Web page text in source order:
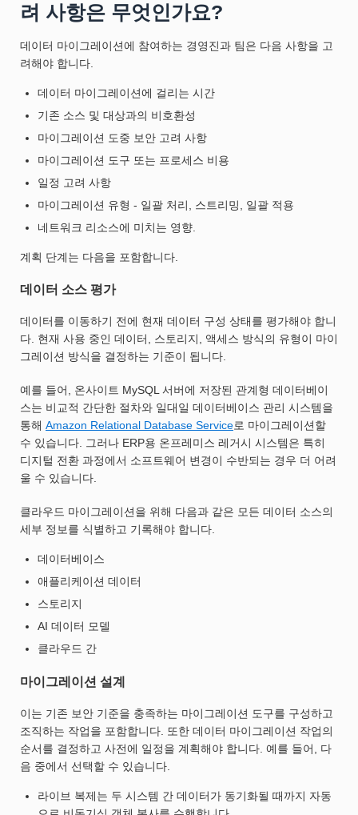
려 사항은 무엇인가요?
데이터 마이그레이션에 참여하는 경영진과 팀은 다음 사항을 고
려해야 합니다.
데이터 마이그레이션에 걸리는 시간
기존 소스 및 대상과의 비호환성
마이그레이션 도중 보안 고려 사항
마이그레이션 도구 또는 프로세스 비용
일정 고려 사항
마이그레이션 유형 - 일괄 처리, 스트리밍, 일괄 적용
네트워크 리소스에 미치는 영향.
계획 단계는 다음을 포함합니다.
데이터 소스 평가
데이터를 이동하기 전에 현재 데이터 구성 상태를 평가해야 합니
다. 현재 사용 중인 데이터, 스토리지, 액세스 방식의 유형이 마이
그레이션 방식을 결정하는 기준이 됩니다.
예를 들어, 온사이트 MySQL 서버에 저장된 관계형 데이터베이
스는 비교적 간단한 절차와 일대일 데이터베이스 관리 시스템을
통해 Amazon Relational Database Service로 마이그레이션할
수 있습니다. 그러나 ERP용 온프레미스 레거시 시스템은 특히
디지털 전환 과정에서 소프트웨어 변경이 수반되는 경우 더 어려
울 수 있습니다.
클라우드 마이그레이션을 위해 다음과 같은 모든 데이터 소스의
세부 정보를 식별하고 기록해야 합니다.
데이터베이스
애플리케이션 데이터
스토리지
AI 데이터 모델
클라우드 간
마이그레이션 설계
이는 기존 보안 기준을 충족하는 마이그레이션 도구를 구성하고
조직하는 작업을 포함합니다. 또한 데이터 마이그레이션 작업의
순서를 결정하고 사전에 일정을 계획해야 합니다. 예를 들어, 다
음 중에서 선택할 수 있습니다.
라이브 복제는 두 시스템 간 데이터가 동기화될 때까지 자동